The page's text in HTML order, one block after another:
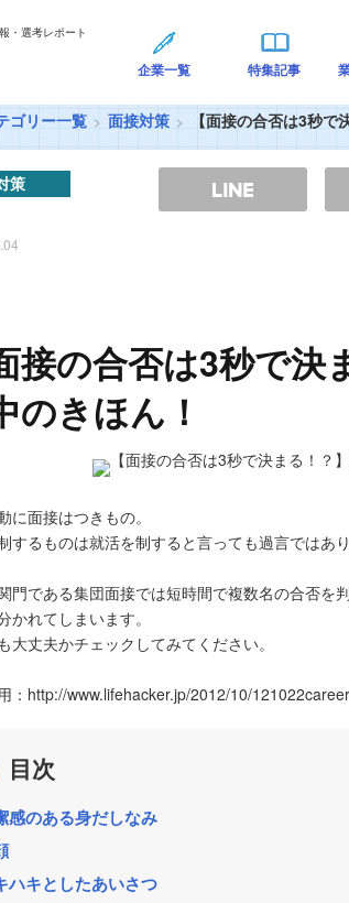
・選考レポート
企業一覧 特集記事
ゴリー一覧 面接対策 【面接の合否は3秒で
策
接の合否は3秒で
のきほん！
に面接はつきもの。
するものは就活を制すると言っても過言ではあ
門である集団面接では短時間で複数名の合否を
かれてしまいます。
大丈夫かチェックしてみてください。
：http://www.lifehacker.jp/2012/10/
目次
感のある身だしなみ
ハキとしたあいさつ